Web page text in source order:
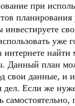
при
планирования
уже
интернете найти
Данный план
свои данные, и
дел. Если же
самостоятельно,